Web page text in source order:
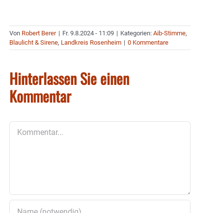
Von Robert Berer | Fr. 9.8.2024 - 11:09 | Kategorien: Aib-Stimme,
Blaulicht & Sirene, Landkreis Rosenheim | 0 Kommentare
Hinterlassen Sie einen
Kommentar